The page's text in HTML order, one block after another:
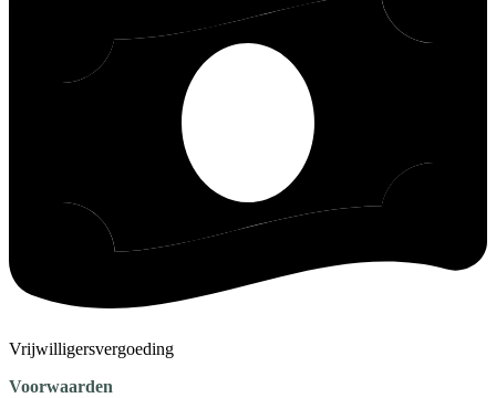
Vrijwilligersvergoeding
Voorwaarden